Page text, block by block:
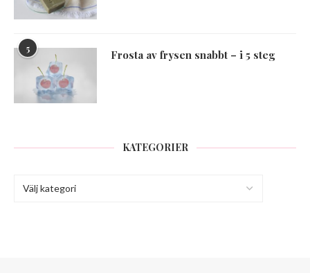
5 Frosta av frysen snabbt – i 5 steg
KATEGORIER